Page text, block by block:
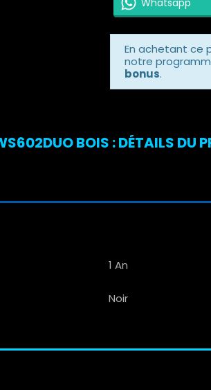
Whatsapp
En achetant ce
notre
bonus.
BOIS : DÉTAILS DU
1 An
Noir